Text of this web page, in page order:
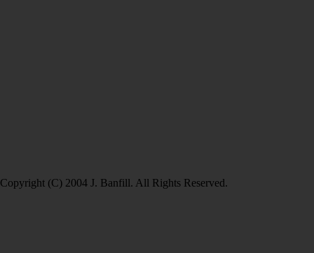
Copyright (C) 2004 J. Banfill. All Rights Reserved.